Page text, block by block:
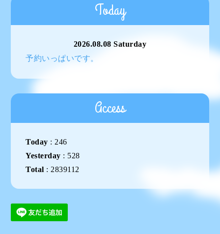
Today
2026.08.08 Saturday
予約いっぱいです。
Access
Today : 246
Yesterday : 528
Total : 2839112